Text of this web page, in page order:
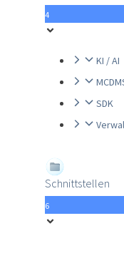
4
KI / AI
SDK
Schnittstellen
6